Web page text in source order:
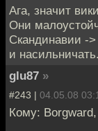
Ага, значит
Они
Скандинавии -
и насильничать.
glu87 »
#243 | 04.05.08
Кому: Borgward,